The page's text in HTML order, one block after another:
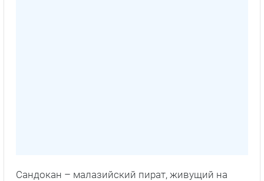
Сандокан – малазийский пират, живущий на